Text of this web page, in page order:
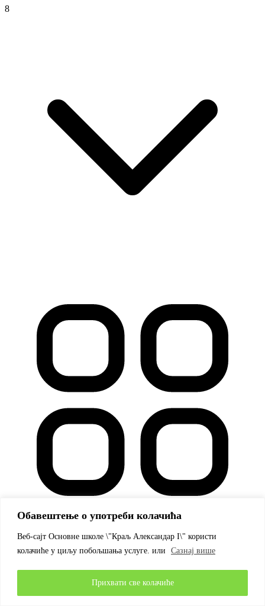
Обавештење о употреби колачића
Веб-сајт Основне школе \"Краљ Александар I\" користи
колачиће у циљу побољшања услуге. или
Сазнај више
Прихвати све колачиће
8
Остало